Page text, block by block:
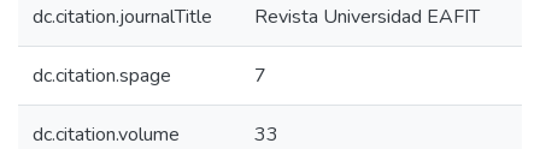
dc.citation.journalTitle Revista Universidad EAFIT
dc.citation.spage 7
dc.citation.volume 33